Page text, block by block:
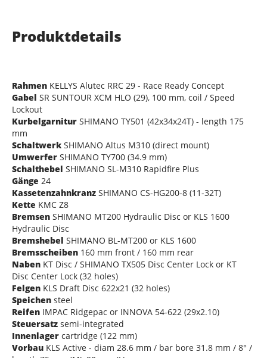
Produktdetails
Rahmen KELLYS Alutec RRC 29 - Race Ready Concept
Gabel SR SUNTOUR XCM HLO (29), 100 mm, coil / Speed
Lockout
Kurbelgarnitur SHIMANO TY501 (42x34x24T) - length 175
mm
Schaltwerk SHIMANO Altus M310 (direct mount)
Umwerfer SHIMANO TY700 (34.9 mm)
Schalthebel SHIMANO SL-M310 Rapidfire Plus
Gänge 24
Kassetenzahnkranz SHIMANO CS-HG200-8 (11-32T)
Kette KMC Z8
Bremsen SHIMANO MT200 Hydraulic Disc or KLS 1600
Hydraulic Disc
Bremshebel SHIMANO BL-MT200 or KLS 1600
Bremsscheiben 160 mm front / 160 mm rear
Naben KT Disc / SHIMANO TX505 Disc Center Lock or KT
Disc Center Lock (32 holes)
Felgen KLS Draft Disc 622x21 (32 holes)
Speichen steel
Reifen IMPAC Ridgepac or INNOVA 54-622 (29x2.10)
Steuersatz semi-integrated
Innenlager cartridge (122 mm)
Vorbau KLS Active - diam 28.6 mm / bar bore 31.8 mm / 8° /